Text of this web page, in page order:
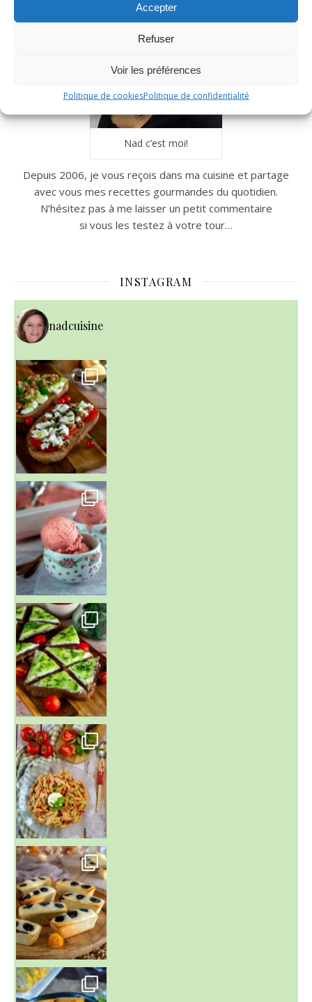
Accepter
Refuser
Voir les préférences
Politique de cookiesPolitique de confidentialité
Nad c’est moi!
Depuis 2006, je vous reçois dans ma cuisine et partage
avec vous mes recettes gourmandes du quotidien.
N’hésitez pas à me laisser un petit commentaire
si vous les testez à votre tour…
INSTAGRAM
nadcuisine
~ NICE CREAM À LA FRAISE ~
Presque un mois que
~ SALADE DE PÂTES AUX DEUX TOMATES THON ET BURRA
~ FINANCIERS MYRTILLES ET CITRON ~
Aujourd'hu